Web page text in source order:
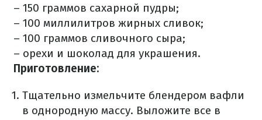
– 150 граммов сахарной пудры;
– 100 миллилитров жирных сливок;
– 100 граммов сливочного сыра;
– орехи и шоколад для украшения.
Приготовление:
Тщательно измельчите блендером вафли
в однородную массу. Выложите все в